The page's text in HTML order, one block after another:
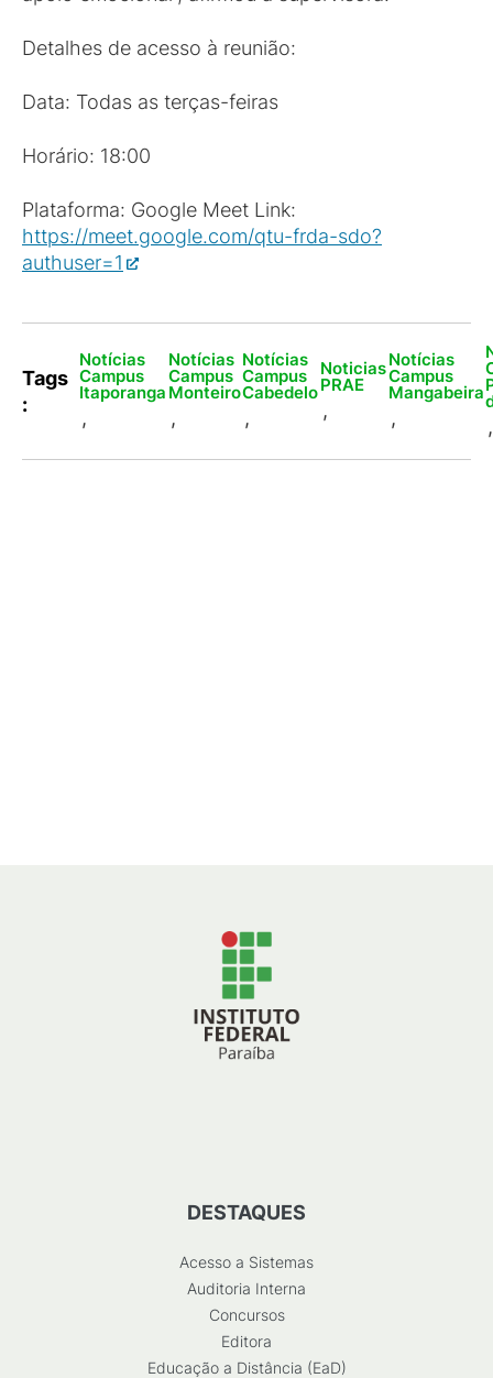
Detalhes de acesso à reunião:
Data: Todas as terças-feiras
Horário: 18:00
Plataforma: Google Meet Link:
https://meet.google.com/qtu-frda-sdo?
authuser=1
Tags
:
Notícias
Campus
Itaporanga
,
Notícias
Campus
Monteiro
,
Notícias
Campus
Cabedelo
,
Noticias
PRAE
,
Notícias
Campus
Mangabeira
, ,
DESTAQUES
Acesso a Sistemas
Auditoria Interna
Concursos
Editora
Educação a Distância (EaD)